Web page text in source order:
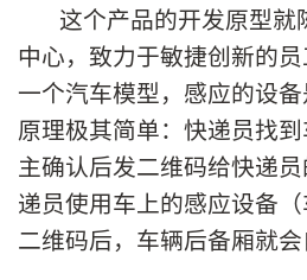
这个产品的开发原型
中心，致力于敏捷创新的
一个汽车模型，感应的设
原理极其简单：快递员找
主确认后发二维码给快递
递员使用车上的感应设备
二维码后，车辆后备厢就会